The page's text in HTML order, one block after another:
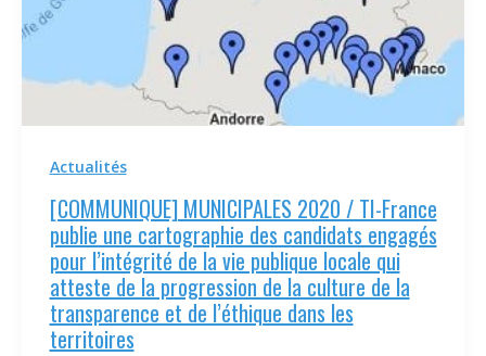
Actualités
[COMMUNIQUE] MUNICIPALES 2020 / TI-France
publie une cartographie des candidats engagés
pour l’intégrité de la vie publique locale qui
atteste de la progression de la culture de la
transparence et de l’éthique dans les
territoires